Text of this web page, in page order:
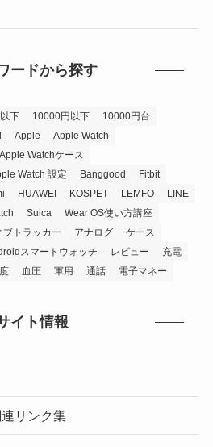
ードから探す
下 10000円以下
10000円台
Apple
Apple Watch
Apple Watchケース
Watch 設定 Banggood
Fitbit
HUAWEI KOSPET LEMFO
LINE
Suica
Wear OS使い方講座
ブトラッカー アナログ
ケース
スマートウォッチ レビュー
充電
血圧 軍用 通話 電子マネー
イト情報
リンク集